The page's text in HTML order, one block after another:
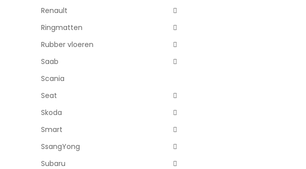
Renault
Ringmatten
Rubber vloeren
Saab
Scania
Seat
Skoda
Smart
SsangYong
Subaru